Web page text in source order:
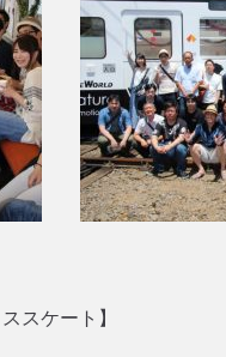
スケート】